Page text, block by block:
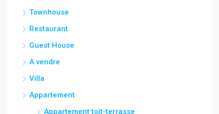
Townhouse
Restaurant
Guest House
A vendre
Villa
Appartement
Appartement toit-terrasse